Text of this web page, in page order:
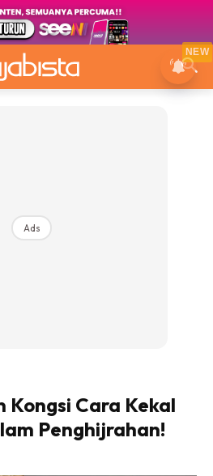
Ads
Kongsi Cara Kekal
Penghijrahan!
NEW